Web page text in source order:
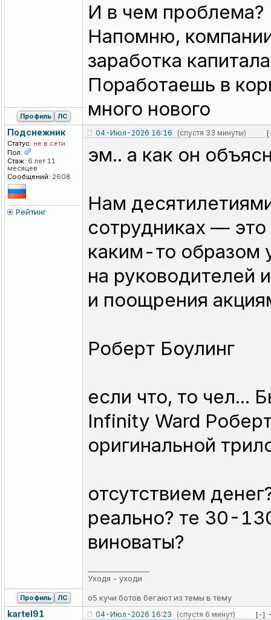
И в чем проблема?
Напомню,
заработка
Поработаешь в
много нового
Профиль ЛС
Подснежник
Статус: не в сети
Пол:
Стаж: 6 лет 11
месяцев
Сообщений: 2608
Рейтинг
04-Июл-2026 16:16 (спустя 33 минуты)
эм.. а как он
Нам
сотрудниках —
каким-то образом
на руководителей
и поощрения
Роберт Боулинг
если что, то чел...
Infinity Ward
оригинальной
отсутствием
реально? те 30-
виноваты?
Уходя - уходи
о5 кучи ботов бегают из темы в тему
Профиль ЛС
kartel91 04-Июл-2026 16:23 (спустя 6 минут) [-]